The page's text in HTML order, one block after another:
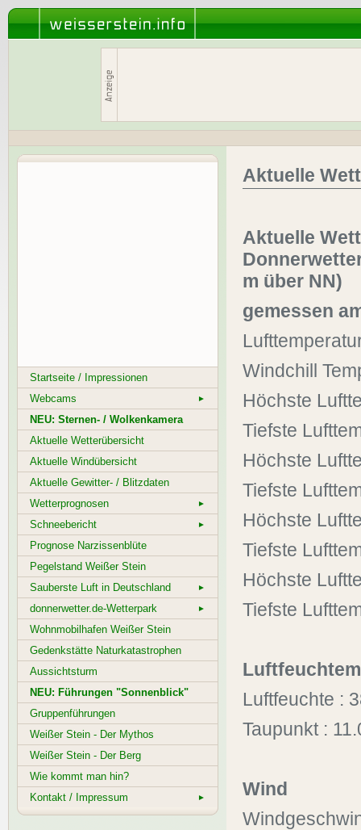
Startseite / Impressionen
►
Webcams
NEU: Sternen- / Wolkenkamera
Aktuelle Wetterübersicht
Aktuelle Windübersicht
Aktuelle Gewitter- / Blitzdaten
►
Wetterprognosen
►
Schneebericht
Prognose Narzissenblüte
Pegelstand Weißer Stein
►
Sauberste Luft in Deutschland
►
donnerwetter.de-Wetterpark
Wohnmobilhafen Weißer Stein
Gedenkstätte Naturkatastrophen
Aussichtsturm
NEU: Führungen "Sonnenblick"
Gruppenführungen
Weißer Stein - Der Mythos
Weißer Stein - Der Berg
Wie kommt man hin?
►
Kontakt / Impressum
Aktuelle
Aktuelle
m über NN)
gemessen
Windchill
Höchste
Tiefste
Höchste
Tiefste
Höchste
Tiefste
Höchste
Tiefste
Luftfeuchte :
Taupunkt :
Wind